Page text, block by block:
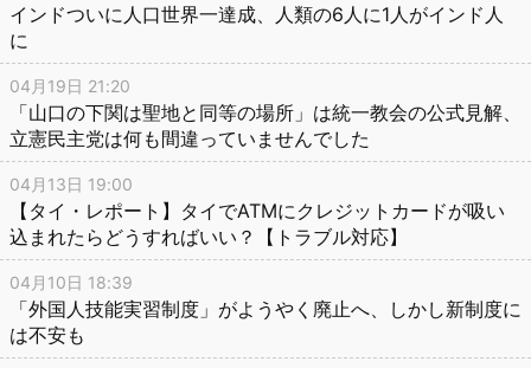
インドついに人口世界一達成、人類の6人に1人がインド人
に
04月19日 21:20
「山口の下関は聖地と同等の場所」は統一教会の公式見解、
立憲民主党は何も間違っていませんでした
04月13日 19:00
【タイ・レポート】タイでATMにクレジットカードが吸い
込まれたらどうすればいい？【トラブル対応】
04月10日 18:39
「外国人技能実習制度」がようやく廃止へ、しかし新制度に
は不安も